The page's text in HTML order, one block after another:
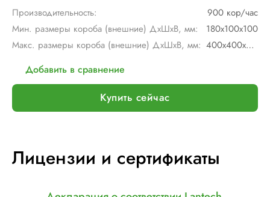
Производительность:
900 кор/час
Мин. размеры короба (внешние) ДхШхВ, мм:
180х100х100
Макс. размеры короба (внешние) ДхШхВ, мм:
400х400х500
Добавить в сравнение
Купить сейчас
Лицензии и сертификаты